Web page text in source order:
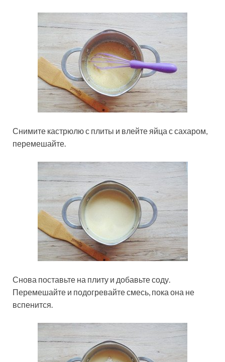
Снимите кастрюлю с плиты и влейте яйца с сахаром,
перемешайте.
Снова поставьте на плиту и добавьте соду.
Перемешайте и подогревайте смесь, пока она не
вспенится.